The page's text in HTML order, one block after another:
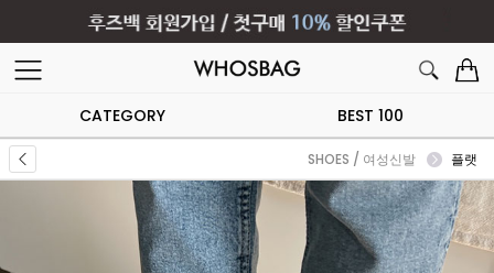
CATEGORY BEST 100
SHOES / 여성신발 플랫